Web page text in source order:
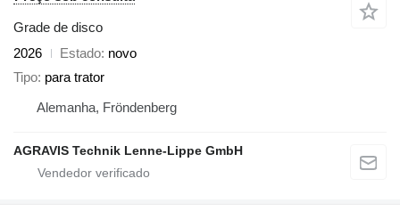
Grade de disco
2026
Estado novo
Tipo para trator
Alemanha, Fröndenberg
AGRAVIS Technik Lenne-Lippe GmbH